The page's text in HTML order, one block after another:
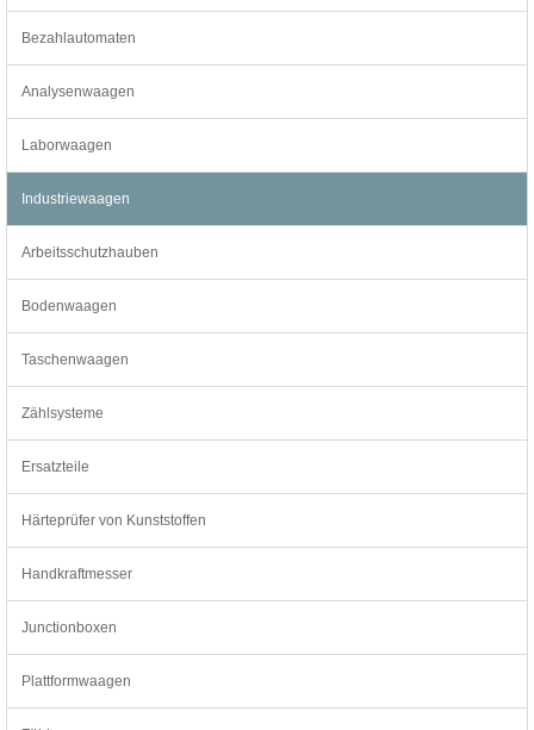
Bezahlautomaten
Analysenwaagen
Laborwaagen
Industriewaagen
Arbeitsschutzhauben
Bodenwaagen
Taschenwaagen
Zählsysteme
Ersatzteile
Härteprüfer von Kunststoffen
Handkraftmesser
Junctionboxen
Plattformwaagen